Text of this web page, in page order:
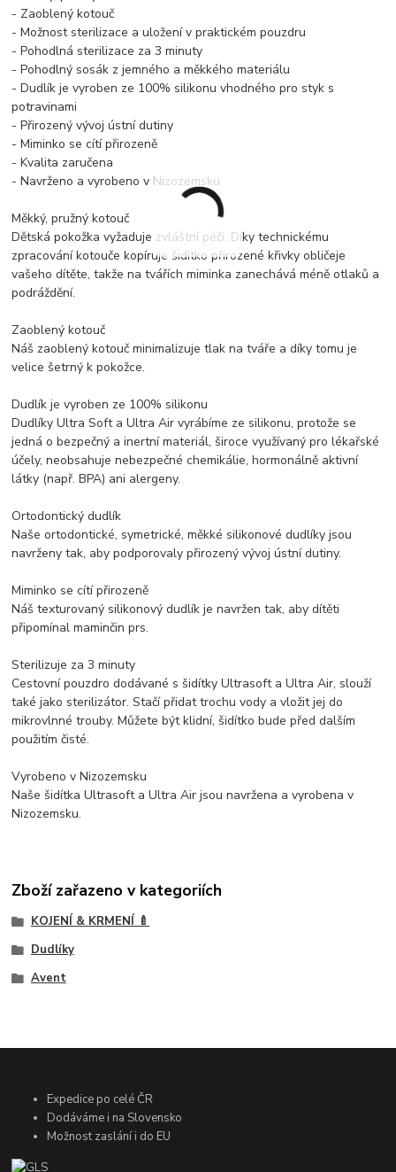
- Zaoblený kotouč
- Možnost sterilizace a uložení v praktickém pouzdru
- Pohodlná sterilizace za 3 minuty
- Pohodlný sosák z jemného a měkkého materiálu
- Dudlík je vyroben ze 100% silikonu vhodného pro styk s
potravinami
- Přirozený vývoj ústní dutiny
- Miminko se cítí přirozeně
- Kvalita zaručena
- Navrženo a vyrobeno v Nizozemsku
Měkký, pružný kotouč
Dětská pokožka vyžaduje zvláštní péči. Díky technickému
zpracování kotouče kopíruje šidítko přirozené křivky obličeje
vašeho dítěte, takže na tvářích miminka zanechává méně otlaků a
podráždění.
Zaoblený kotouč
Náš zaoblený kotouč minimalizuje tlak na tváře a díky tomu je
velice šetrný k pokožce.
Dudlík je vyroben ze 100% silikonu
Dudlíky Ultra Soft a Ultra Air vyrábíme ze silikonu, protože se
jedná o bezpečný a inertní materiál, široce využívaný pro lékařské
účely, neobsahuje nebezpečné chemikálie, hormonálně aktivní
látky (např. BPA) ani alergeny.
Ortodontický dudlík
Naše ortodontické, symetrické, měkké silikonové dudlíky jsou
navrženy tak, aby podporovaly přirozený vývoj ústní dutiny.
Miminko se cítí přirozeně
Náš texturovaný silikonový dudlík je navržen tak, aby dítěti
připomínal maminčin prs.
Sterilizuje za 3 minuty
Cestovní pouzdro dodávané s šidítky Ultrasoft a Ultra Air, slouží
také jako sterilizátor. Stačí přidat trochu vody a vložit jej do
mikrovlnné trouby. Můžete být klidní, šidítko bude před dalším
použitím čisté.
Vyrobeno v Nizozemsku
Naše šidítka Ultrasoft a Ultra Air jsou navržena a vyrobena v
Nizozemsku.
Zboží zařazeno v kategoriích
KOJENÍ & KRMENÍ 🍼
Dudlíky
Avent
Expedice po celé ČR
Dodáváme i na Slovensko
Možnost zaslání i do EU